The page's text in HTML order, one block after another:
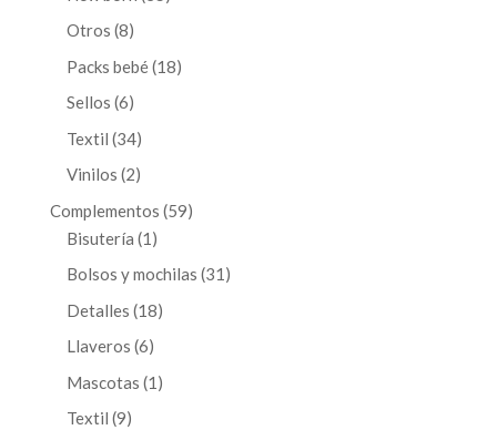
Otros 88
productos
Packs bebé 1818
Sellos 66
productos
Textil 3434
productos
Vinilos 22
productos
Complementos 5959
Bisutería 1 1
producto
Bolsos y mochilas 31 31
Detalles 1818
Llaveros 66
productos
Mascotas 1 1
Textil 99